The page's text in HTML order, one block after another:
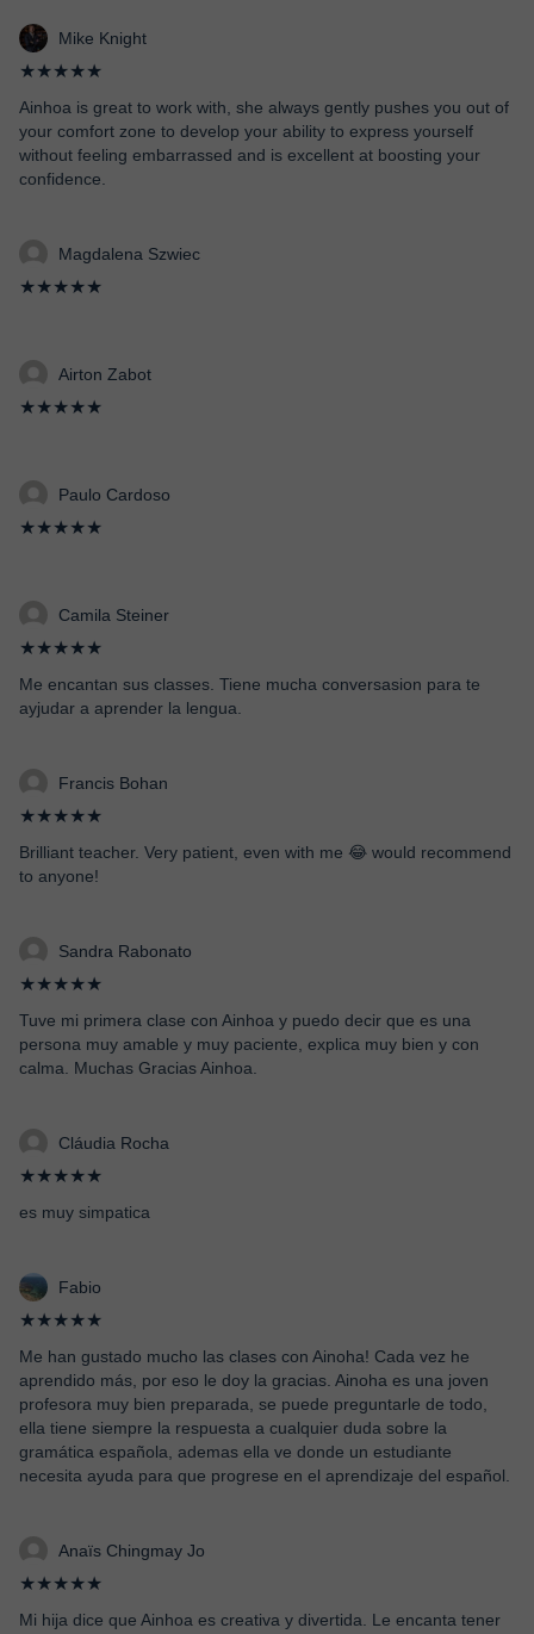
Mike Knight
★★★★★
Ainhoa is great to work with, she always gently pushes you out of
your comfort zone to develop your ability to express yourself
without feeling embarrassed and is excellent at boosting your
confidence.
Magdalena Szwiec
★★★★★
Airton Zabot
★★★★★
Paulo Cardoso
★★★★★
Camila Steiner
★★★★★
Me encantan sus classes. Tiene mucha conversasion para te
ayjudar a aprender la lengua.
Francis Bohan
★★★★★
Brilliant teacher. Very patient, even with me 😂 would recommend
to anyone!
Sandra Rabonato
★★★★★
Tuve mi primera clase con Ainhoa y puedo decir que es una
persona muy amable y muy paciente, explica muy bien y con
calma. Muchas Gracias Ainhoa.
Cláudia Rocha
★★★★★
es muy simpatica
Fabio
★★★★★
Me han gustado mucho las clases con Ainoha! Cada vez he
aprendido más, por eso le doy la gracias. Ainoha es una joven
profesora muy bien preparada, se puede preguntarle de todo,
ella tiene siempre la respuesta a cualquier duda sobre la
gramática española, ademas ella ve donde un estudiante
necesita ayuda para que progrese en el aprendizaje del español.
Anaïs Chingmay Jo
★★★★★
Mi hija dice que Ainhoa es creativa y divertida. Le encanta tener